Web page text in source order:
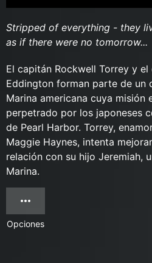
Stripped of everything - they
as if there were no tomorrow...
El capitán Rockwell Torrey y el
Eddington forman parte de un
Marina americana cuya misión
perpetrado por los japoneses
de Pearl Harbor. Torrey,
Maggie Haynes, intenta
relación con su hijo Jeremiah,
Marina.
Opciones